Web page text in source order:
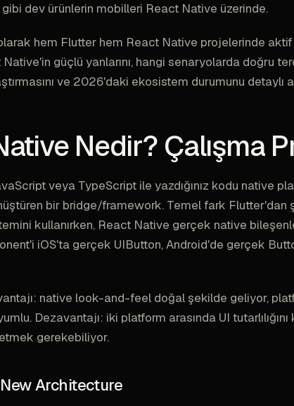
dev ürünlerin mobilleri React Native üzerinde.
hem Flutter hem React Native projelerinde aktif
Native'in güçlü yanlarını, hangi senaryolarda doğru
ve 2026'daki ekosistem durumunu detaylı
Nedir? Çalışma
veya TypeScript ile yazdığınız kodu native
bir bridge/framework. Temel fark Flutter'dan
kullanırken, React Native gerçek native
iOS'ta gerçek UIButton, Android'de gerçek
native look-and-feel doğal şekilde geliyor,
Dezavantajı: iki platform arasında UI tutarlılığını
gerekebiliyor.
Architecture